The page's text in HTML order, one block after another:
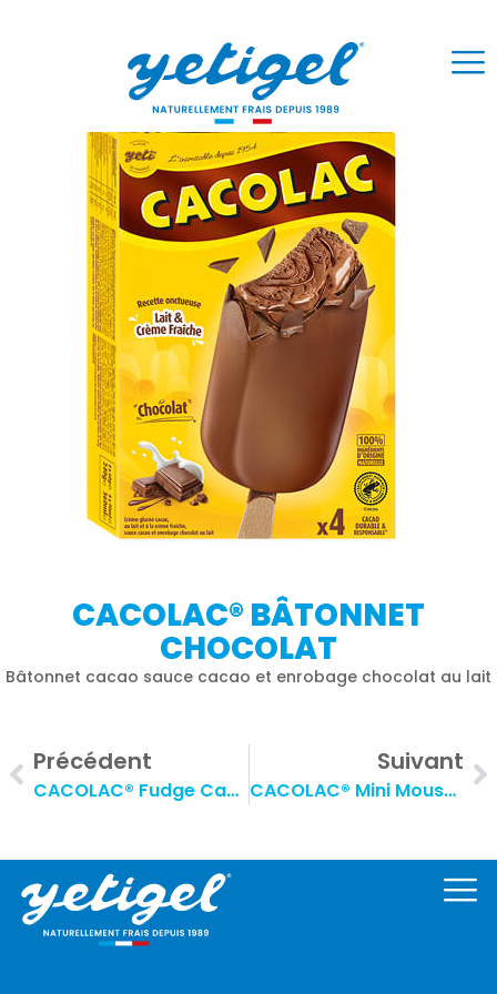
CACOLAC® BÂTONNET
CHOCOLAT
Bâtonnet cacao sauce cacao et enrobage chocolat au lait
Précédent
CACOLAC® Fudge Cacao
Suivant
CACOLAC® Mini Mousse